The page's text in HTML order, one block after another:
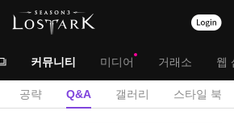
대
커뮤니티 미디어 거래소 웹
공략 Q&A 갤러리 스타일 북